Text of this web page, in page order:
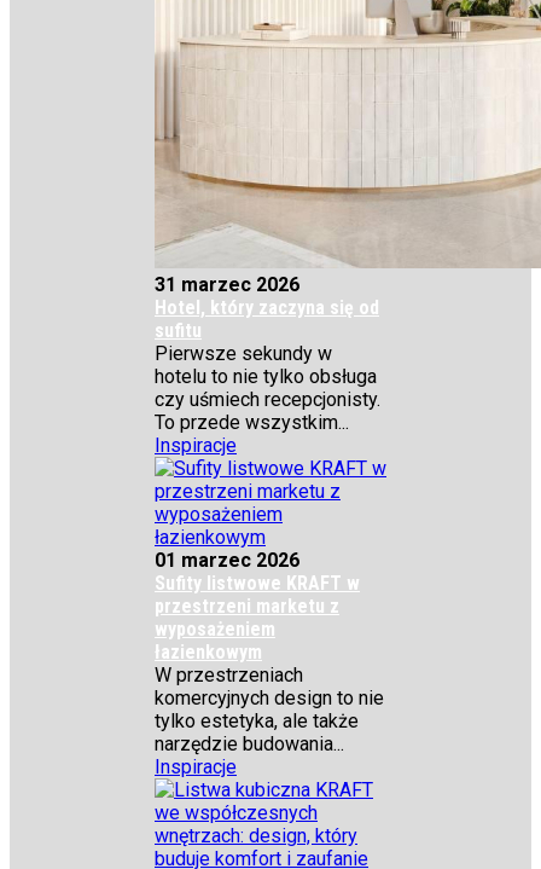
31 marzec 2026
Hotel, który zaczyna się od
sufitu
Pierwsze sekundy w
hotelu to nie tylko obsługa
czy uśmiech recepcjonisty.
To przede wszystkim...
Inspiracje
01 marzec 2026
Sufity listwowe KRAFT w
przestrzeni marketu z
wyposażeniem
łazienkowym
W przestrzeniach
komercyjnych design to nie
tylko estetyka, ale także
narzędzie budowania...
Inspiracje